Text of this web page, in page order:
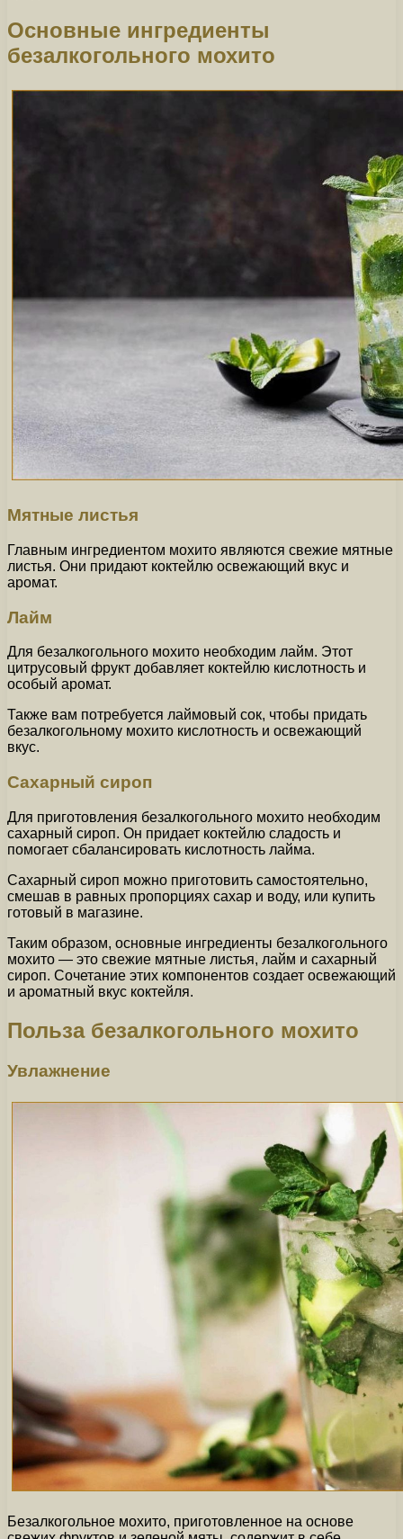
Основные ингредиенты
безалкогольного мохито
Мятные листья
Главным ингредиентом мохито являются свежие мятные
листья. Они придают коктейлю освежающий вкус и
аромат.
Лайм
Для безалкогольного мохито необходим лайм. Этот
цитрусовый фрукт добавляет коктейлю кислотность и
особый аромат.
Также вам потребуется лаймовый сок, чтобы придать
безалкогольному мохито кислотность и освежающий
вкус.
Сахарный сироп
Для приготовления безалкогольного мохито необходим
сахарный сироп. Он придает коктейлю сладость и
помогает сбалансировать кислотность лайма.
Сахарный сироп можно приготовить самостоятельно,
смешав в равных пропорциях сахар и воду, или купить
готовый в магазине.
Таким образом, основные ингредиенты безалкогольного
мохито — это свежие мятные листья, лайм и сахарный
сироп. Сочетание этих компонентов создает освежающий
и ароматный вкус коктейля.
Польза безалкогольного мохито
Увлажнение
Безалкогольное мохито, приготовленное на основе